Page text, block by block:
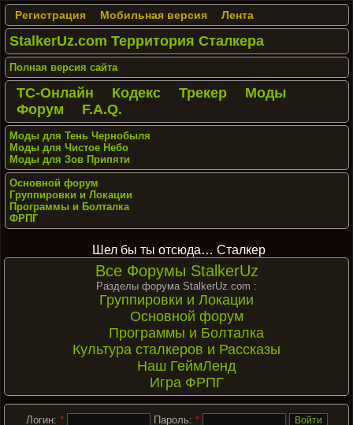
Регистрация Мобильная версия Лента
StalkerUz.com Территория Сталкера
Полная версия сайта
ТС-Онлайн Кодекс Трекер
Моды
Форум
F.A.Q.
Моды для Тень Чернобыля
Моды для Чистое Небо
Моды для Зов Припяти
Основной форум
Группировки и Локации
Программы и Болталка
ФРПГ
Шел бы ты отсюда… Сталкер
Все Форумы StalkerUz
Разделы форума StalkerUz.com :
Группировки и Локации
Основной форум
Программы и Болталка
Культура сталкеров и Рассказы
Наш ГеймЛенд
Игра ФРПГ
Логин: * Пароль: *